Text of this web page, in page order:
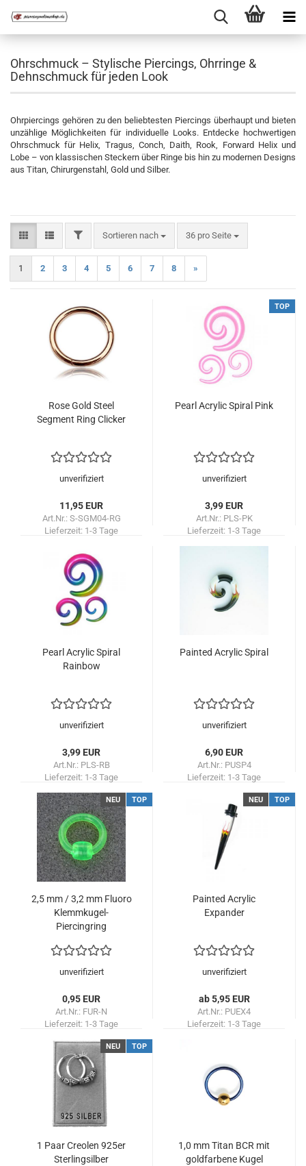
Ohrschmuck – Stylische Piercings, Ohrringe &
Dehnschmuck für jeden Look
Ohrpiercings gehören zu den beliebtesten Piercings überhaupt und bieten
unzählige Möglichkeiten für individuelle Looks. Entdecke hochwertigen
Ohrschmuck für Helix, Tragus, Conch, Daith, Rook, Forward Helix und
Lobe – von klassischen Steckern über Ringe bis hin zu modernen Designs
aus Titan, Chirurgenstahl, Gold und Silber.
FILTERSortieren nach
Sortieren nach 36 pro Seite
pro Seite
1 2 3 4 5 6 7 8 »
Rose Gold Steel
Segment Ring Clicker
unverifiziert
11,95 EUR
Art.Nr.: S-SGM04-RG
Lieferzeit: 1-3 Tage
TOP
Pearl Acrylic Spiral Pink
unverifiziert
3,99 EUR
Art.Nr.: PLS-PK
Lieferzeit: 1-3 Tage
Pearl Acrylic Spiral
Rainbow
unverifiziert
3,99 EUR
Art.Nr.: PLS-RB
Lieferzeit: 1-3 Tage
Painted Acrylic Spiral
unverifiziert
6,90 EUR
Art.Nr.: PUSP4
Lieferzeit: 1-3 Tage
NEU TOP
2,5 mm / 3,2 mm Fluoro
Klemmkugel-
Piercingring
unverifiziert
0,95 EUR
Art.Nr.: FUR-N
Lieferzeit: 1-3 Tage
NEU TOP
Painted Acrylic
Expander
unverifiziert
ab 5,95 EUR
Art.Nr.: PUEX4
Lieferzeit: 1-3 Tage
NEU TOP
1 Paar Creolen 925er
Sterlingsilber
1,0 mm Titan BCR mit
goldfarbene Kugel